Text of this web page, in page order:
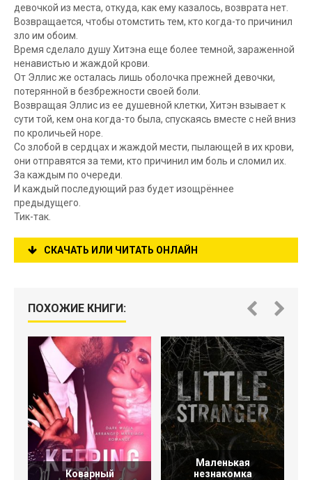
девочкой из места, откуда, как ему казалось, возврата нет.
Возвращается, чтобы отомстить тем, кто когда-то причинил
зло им обоим.
Время сделало душу Хитэна еще более темной, зараженной
ненавистью и жаждой крови.
От Эллис же осталась лишь оболочка прежней девочки,
потерянной в безбрежности своей боли.
Возвращая Эллис из ее душевной клетки, Хитэн взывает к
сути той, кем она когда-то была, спускаясь вместе с ней вниз
по кроличьей норе.
Со злобой в сердцах и жаждой мести, пылающей в их крови,
они отправятся за теми, кто причинил им боль и сломил их.
За каждым по очереди.
И каждый последующий раз будет изощрённее
предыдущего.
Тик-так.
СКАЧАТЬ ИЛИ ЧИТАТЬ ОНЛАЙН
ПОХОЖИЕ КНИГИ:
Коварный
Маленькая
незнакомка